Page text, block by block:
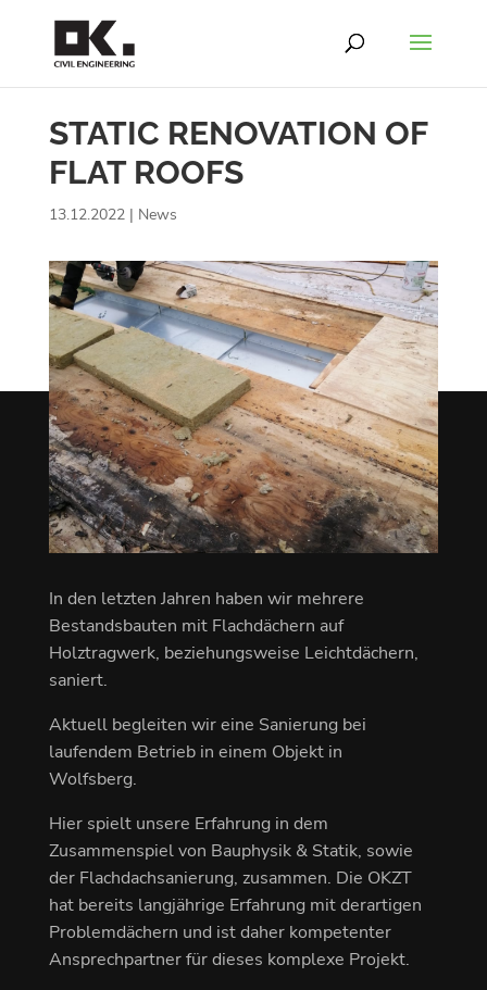
STATIC RENOVATION OF
FLAT ROOFS
13.12.2022| News
In den letzten Jahren haben wir mehrere
Bestandsbauten mit Flachdächern auf
Holztragwerk, beziehungsweise Leichtdächern,
saniert.
Aktuell begleiten wir eine Sanierung bei
laufendem Betrieb in einem Objekt in
Wolfsberg.
Hier spielt unsere Erfahrung in dem
Zusammenspiel von Bauphysik & Statik, sowie
der Flachdachsanierung, zusammen. Die OKZT
hat bereits langjährige Erfahrung mit derartigen
Problemdächern und ist daher kompetenter
Ansprechpartner für dieses komplexe Projekt.